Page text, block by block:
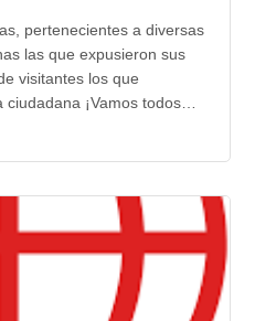
pertenecientes a diversas
las que expusieron sus
visitantes los que
ciudadana ¡Vamos todos…